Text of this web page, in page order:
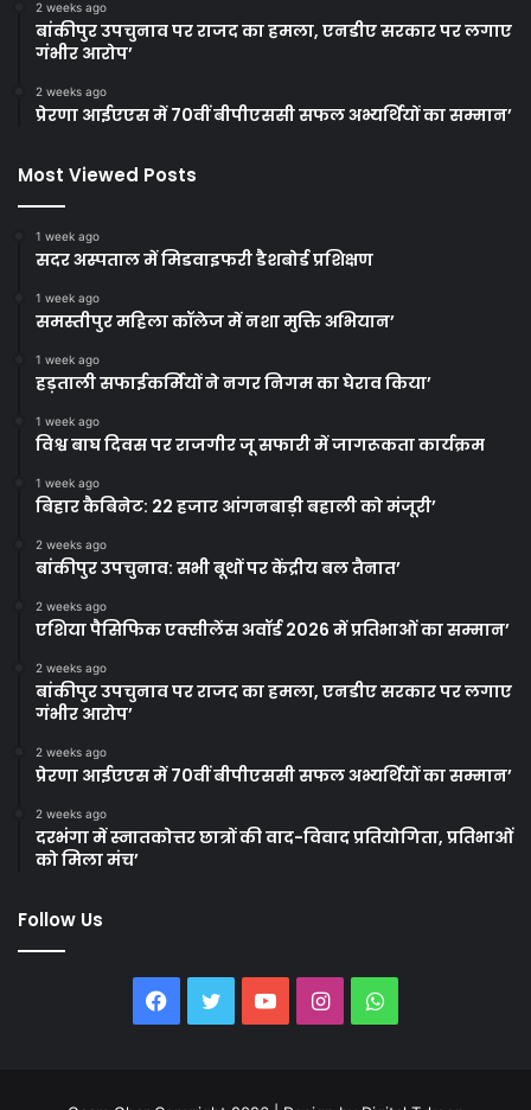
2 weeks ago
बांकीपुर उपचुनाव पर राजद का हमला, एनडीए सरकार पर लगाए
गंभीर आरोप’
2 weeks ago
प्रेरणा आईएएस में 70वीं बीपीएससी सफल अभ्यर्थियों का सम्मान’
Most Viewed Posts
1 week ago
सदर अस्पताल में मिडवाइफरी डैशबोर्ड प्रशिक्षण
1 week ago
समस्तीपुर महिला कॉलेज में नशा मुक्ति अभियान’
1 week ago
हड़ताली सफाईकर्मियों ने नगर निगम का घेराव किया’
1 week ago
विश्व बाघ दिवस पर राजगीर जू सफारी में जागरूकता कार्यक्रम
1 week ago
बिहार कैबिनेट: 22 हजार आंगनबाड़ी बहाली को मंजूरी’
2 weeks ago
बांकीपुर उपचुनाव: सभी बूथों पर केंद्रीय बल तैनात’
2 weeks ago
एशिया पैसिफिक एक्सीलेंस अवॉर्ड 2026 में प्रतिभाओं का सम्मान’
2 weeks ago
बांकीपुर उपचुनाव पर राजद का हमला, एनडीए सरकार पर लगाए
गंभीर आरोप’
2 weeks ago
प्रेरणा आईएएस में 70वीं बीपीएससी सफल अभ्यर्थियों का सम्मान’
2 weeks ago
दरभंगा में स्नातकोत्तर छात्रों की वाद-विवाद प्रतियोगिता, प्रतिभाओं
को मिला मंच’
Follow Us
Facebook
TwitterYouTubeInstagramWhatsApp